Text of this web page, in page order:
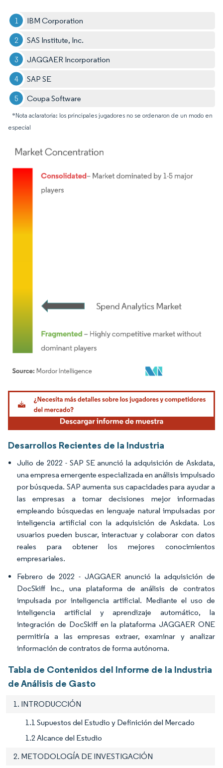
IBM Corporation
SAS Institute, Inc.
JAGGAER Incorporation
SAP SE
Coupa Software
*Nota aclaratoria: los principales jugadores no se ordenaron de un modo en
especial
Imagen © Mordor Intelligence. El uso requiere atribución según CC BY 4.0.
Desarrollos Recientes de la Industria
Julio de 2022 - SAP SE anunció la adquisición de Askdata,
una empresa emergente especializada en análisis impulsado
por búsqueda. SAP aumenta sus capacidades para ayudar a
las empresas a tomar decisiones mejor informadas
empleando búsquedas en lenguaje natural impulsadas por
inteligencia artificial con la adquisición de Askdata. Los
usuarios pueden buscar, interactuar y colaborar con datos
reales para obtener los mejores conocimientos
empresariales.
Febrero de 2022 - JAGGAER anunció la adquisición de
DocSkiff Inc., una plataforma de análisis de contratos
impulsada por inteligencia artificial. Mediante el uso de
inteligencia artificial y aprendizaje automático, la
integración de DocSkiff en la plataforma JAGGAER ONE
permitiría a las empresas extraer, examinar y analizar
información de contratos de forma autónoma.
Tabla de Contenidos del Informe de la Industria
de Análisis de Gasto
1. INTRODUCCIÓN
1.1 Supuestos del Estudio y Definición del Mercado
1.2 Alcance del Estudio
2. METODOLOGÍA DE INVESTIGACIÓN